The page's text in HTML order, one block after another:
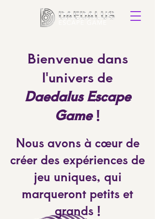
Bienvenue dans
l'univers de
Daedalus Escape
Game!
Nous avons à cœur de
créer des expériences de
jeu uniques, qui
marqueront petits et
grands !